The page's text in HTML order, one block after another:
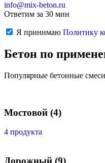
info@mix-beton.ru
Ответим за 30 мин
Я принимаю Политику
Бетон по
Популярные бетонные
Мостовой (4)
4 продукта
Дорожный (9)